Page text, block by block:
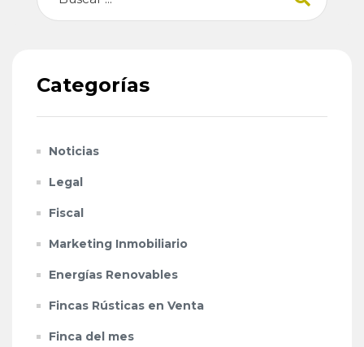
Categorías
Noticias
Legal
Fiscal
Marketing Inmobiliario
Energías Renovables
Fincas Rústicas en Venta
Finca del mes